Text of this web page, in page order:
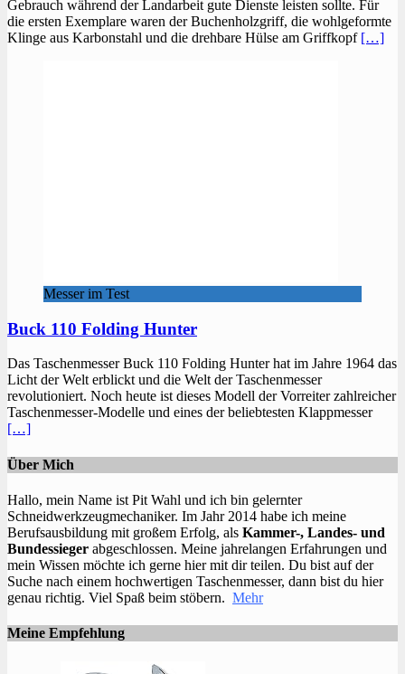
Gebrauch während der Landarbeit gute Dienste leisten sollte. Für
die ersten Exemplare waren der Buchenholzgriff, die wohlgeformte
Klinge aus Karbonstahl und die drehbare Hülse am Griffkopf […]
Messer im Test
Buck 110 Folding Hunter
Das Taschenmesser Buck 110 Folding Hunter hat im Jahre 1964 das
Licht der Welt erblickt und die Welt der Taschenmesser
revolutioniert. Noch heute ist dieses Modell der Vorreiter zahlreicher
Taschenmesser-Modelle und eines der beliebtesten Klappmesser
[…]
Über Mich
Hallo, mein Name ist Pit Wahl und ich bin gelernter
Schneidwerkzeugmechaniker. Im Jahr 2014 habe ich meine
Berufsausbildung mit großem Erfolg, als Kammer-, Landes- und
Bundessieger abgeschlossen. Meine jahrelangen Erfahrungen und
mein Wissen möchte ich gerne hier mit dir teilen. Du bist auf der
Suche nach einem hochwertigen Taschenmesser, dann bist du hier
genau richtig. Viel Spaß beim stöbern. Mehr
Meine Empfehlung